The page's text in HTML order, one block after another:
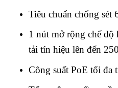
Tiêu chuẩn chống sét
1 nút mở rộng chế độ
tải tín hiệu lên đến
Công suất PoE tối đa